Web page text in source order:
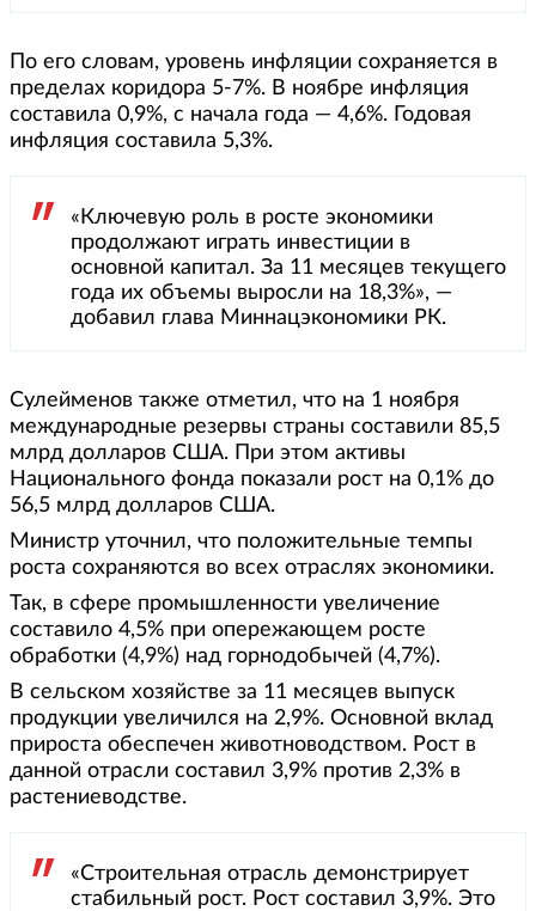
По его словам, уровень инфляции сохраняется в
пределах коридора 5-7%. В ноябре инфляция
составила 0,9%, с начала года — 4,6%. Годовая
инфляция составила 5,3%.
«Ключевую роль в росте экономики
продолжают играть инвестиции в
основной капитал. За 11 месяцев текущего
года их объемы выросли на 18,3%», —
добавил глава Миннацэкономики РК.
Сулейменов также отметил, что на 1 ноября
международные резервы страны составили 85,5
млрд долларов США. При этом активы
Национального фонда показали рост на 0,1% до
56,5 млрд долларов США.
Министр уточнил, что положительные темпы
роста сохраняются во всех отраслях экономики.
Так, в сфере промышленности увеличение
составило 4,5% при опережающем росте
обработки (4,9%) над горнодобычей (4,7%).
В сельском хозяйстве за 11 месяцев выпуск
продукции увеличился на 2,9%. Основной вклад
прироста обеспечен животноводством. Рост в
данной отрасли составил 3,9% против 2,3% в
растениеводстве.
«Строительная отрасль демонстрирует
стабильный рост. Рост составил 3,9%. Это